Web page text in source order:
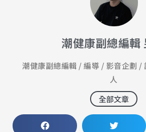
潮健康副總編輯
潮健康副總編輯 / 編導 / 影音企劃 /
人
全部文章